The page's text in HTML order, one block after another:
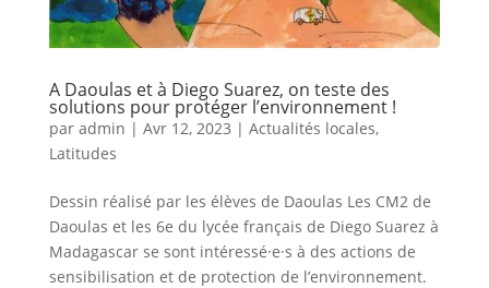
A Daoulas et à Diego Suarez, on teste des
solutions pour protéger l’environnement !
par admin | Avr 12, 2023 | Actualités locales,
Latitudes
Dessin réalisé par les élèves de Daoulas Les CM2 de
Daoulas et les 6e du lycée français de Diego Suarez à
Madagascar se sont intéressé·e·s à des actions de
sensibilisation et de protection de l’environnement.